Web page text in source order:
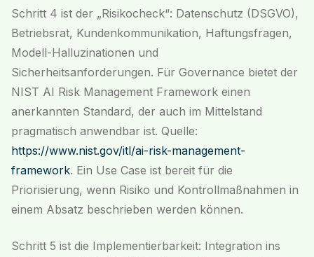
Schritt 4 ist der „Risikocheck“: Datenschutz (DSGVO),
Betriebsrat, Kundenkommunikation, Haftungsfragen,
Modell-Halluzinationen und
Sicherheitsanforderungen. Für Governance bietet der
NIST AI Risk Management Framework einen
anerkannten Standard, der auch im Mittelstand
pragmatisch anwendbar ist. Quelle:
https://www.nist.gov/itl/ai-risk-management-
framework. Ein Use Case ist bereit für die
Priorisierung, wenn Risiko und Kontrollmaßnahmen in
einem Absatz beschrieben werden können.
Schritt 5 ist die Implementierbarkeit: Integration ins